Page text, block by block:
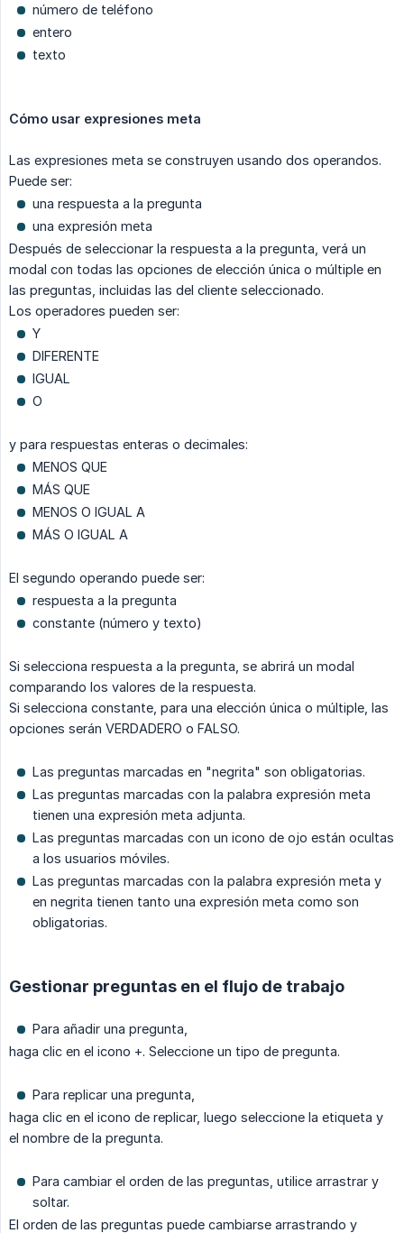
número de teléfono
entero
texto
Cómo usar expresiones meta
Las expresiones meta se construyen usando dos operandos.
Puede ser:
una respuesta a la pregunta
una expresión meta
Después de seleccionar la respuesta a la pregunta, verá un
modal con todas las opciones de elección única o múltiple en
las preguntas, incluidas las del cliente seleccionado.
Los operadores pueden ser:
Y
DIFERENTE
IGUAL
O
y para respuestas enteras o decimales:
MENOS QUE
MÁS QUE
MENOS O IGUAL A
MÁS O IGUAL A
El segundo operando puede ser:
respuesta a la pregunta
constante (número y texto)
Si selecciona respuesta a la pregunta, se abrirá un modal
comparando los valores de la respuesta.
Si selecciona constante, para una elección única o múltiple, las
opciones serán VERDADERO o FALSO.
Las preguntas marcadas en "negrita" son obligatorias.
Las preguntas marcadas con la palabra expresión meta
tienen una expresión meta adjunta.
Las preguntas marcadas con un icono de ojo están ocultas
a los usuarios móviles.
Las preguntas marcadas con la palabra expresión meta y
en negrita tienen tanto una expresión meta como son
obligatorias.
Gestionar preguntas en el flujo de trabajo
Para añadir una pregunta,
haga clic en el icono +. Seleccione un tipo de pregunta.
Para replicar una pregunta,
haga clic en el icono de replicar, luego seleccione la etiqueta y
el nombre de la pregunta.
Para cambiar el orden de las preguntas, utilice arrastrar y
soltar.
El orden de las preguntas puede cambiarse arrastrando y